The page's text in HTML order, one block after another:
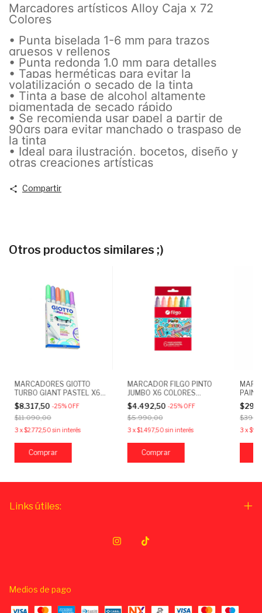
Marcadores artísticos Alloy Caja x 72
Colores
• Punta biselada 1-6 mm para trazos
gruesos y rellenos
• Punta redonda 1.0 mm para detalles
• Tapas herméticas para evitar la
volatilización o secado de la tinta
• Tinta a base de alcohol altamente
pigmentada de secado rápido
• Se recomienda usar papel a partir de
90grs para evitar manchado o traspaso de
la tinta
• Ideal para ilustración, bocetos, diseño y
otras creaciones artísticas
Compartir
Otros productos similares ;)
MARCADORES GIOTTO
TURBO GIANT PASTEL X6
COLORES
$8.317,50 -25%OFF
$11.090,00
3 x$2.772,50 sin interés
MARCADOR FILGO PINTO
JUMBO X6 COLORES
PASTEL
$4.492,50 -25%OFF
$5.990,00
3 x$1.497,50 sin interés
PAINT
3 x
Links útiles:
Medios de pago